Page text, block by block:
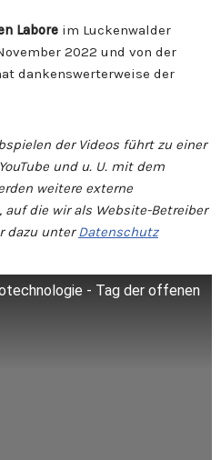
Labore im Luckenwalder
2022 und von der
dankenswerterweise der
der Videos führt zu einer
und u. U. mit dem
weitere externe
die wir als Website-Betreiber
dazu unterDatenschutz
- Tag der offenen